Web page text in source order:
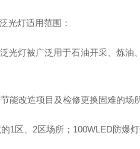
光灯适用范围：
光灯被广泛用于石油开采、炼
能改造项目及检修更换固难的场
1区、2区场所；100WLED防爆